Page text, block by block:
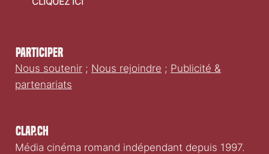
Clap.ch
Média cinéma romand indépendant depuis 1997.
Participer
Nous soutenir ; Nous rejoindre ; Publicité &
partenariats